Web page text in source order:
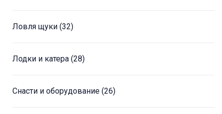
Ловля щуки (32)
Лодки и катера (28)
Снасти и оборудование (26)